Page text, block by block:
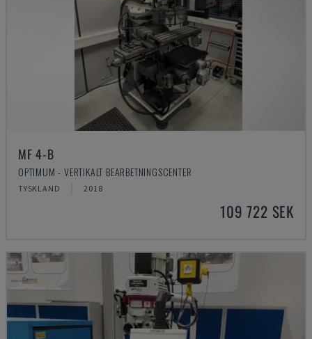
MF 4-B
OPTIMUM - VERTIKALT BEARBETNINGSCENTER
TYSKLAND 2018
109 722 SEK